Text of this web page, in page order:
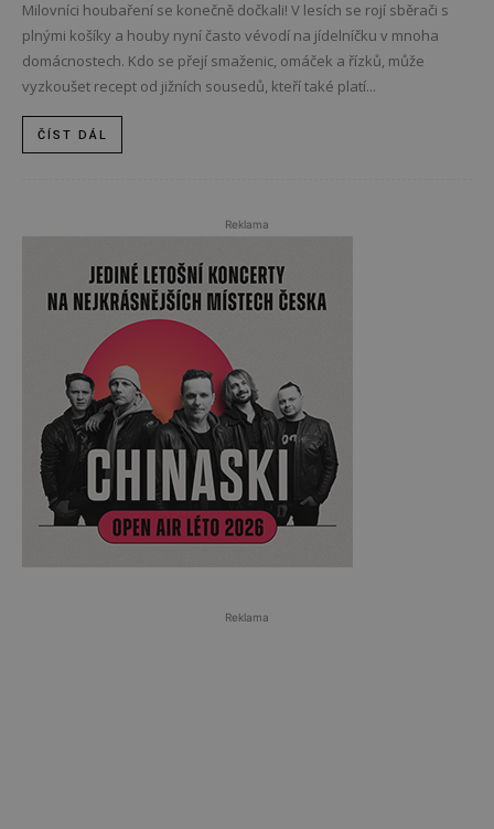
Milovníci houbaření se konečně dočkali! V lesích se rojí sběrači s
plnými košíky a houby nyní často vévodí na jídelníčku v mnoha
domácnostech. Kdo se přejí smaženic, omáček a řízků, může
vyzkoušet recept od jižních sousedů, kteří také platí...
ČÍST DÁL
Reklama
Reklama